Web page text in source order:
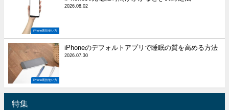
iPhone裏技使い方
2026.08.02
iPhone裏技使い方
iPhoneのデフォルトアプリで睡眠の質を高める方法
2026.07.30
特集